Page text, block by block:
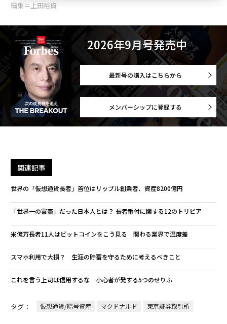
編集＝上田裕資
2026年9月号発売中
最新号の購入はこちらから
メンバーシップに登録する
関連記事
世界の「仮想通貨長者」首位はリップル創業者、資産8200億円
「世界一の富豪」だった日本人とは？ 長者番付に関する12のトリビア
米億万長者11人はビットコインをこう見る 関わる業界で温度差
スマホ利用で大損？ 生涯の貯蓄を守るために考えるべきこと
これを言う上司は信用するな 小心者が発する5つのせりふ
タグ： 仮想通貨/暗号資産 マクドナルド 東京証券取引所